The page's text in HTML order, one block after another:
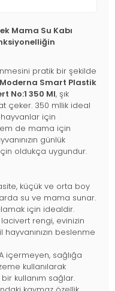
Mama Su Kabı
pratik bir şekilde
Moderna Smart Plastik
No:1 350 Ml, şık
çeker. 350 mllik ideal
için
de mama için
günlük
oldukça uygundur.
küçük ve orta boy
su ve mama sunar.
için idealdir.
rengi, evinizin
beslenme
içermeyen, sağlığa
kullanılarak
kullanım sağlar.